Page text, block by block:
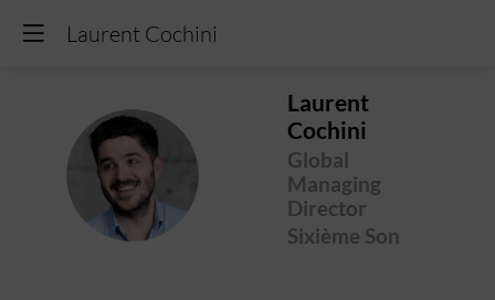
Laurent Cochini
LC
Laurent
Cochini
Global
Managing
Director
Sixième Son